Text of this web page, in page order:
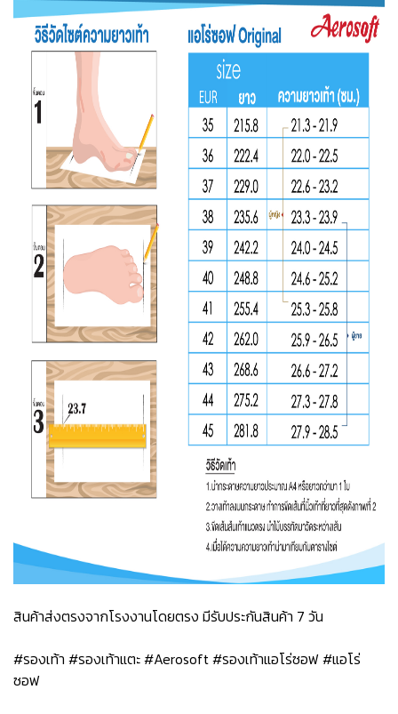
สินค้าส่งตรงจากโรงงานโดยตรง มีรับประกันสินค้า 7 วัน
#รองเท้า #รองเท้าแตะ #Aerosoft #รองเท้าแอโร่ซอฟ #แอโร่
ซอฟ